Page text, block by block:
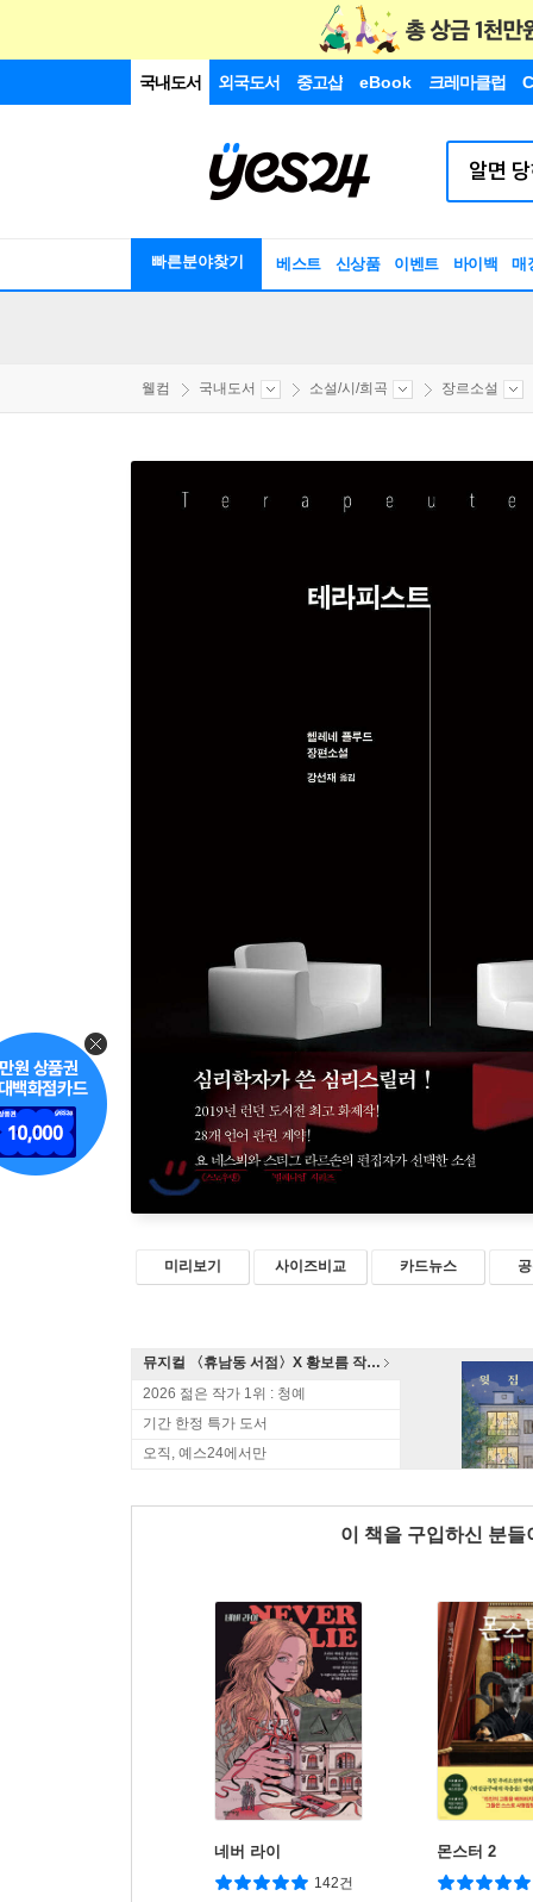
국내도서 외국도서 중고샵 eBook 크레마클럽
빠른분야찾기 베스트 신상품 이벤트 바이백 매
웰컴 국내도서 소설/시/희곡 장르소설
미리보기 사이즈비교 카드뉴스
뮤지컬 〈휴남동 서점〉X 황보름 작가 북토크
2026 젊은 작가 1위 : 청예
기간 한정 특가 도서
오직, 예스24에서만
이 책을 구입하신 분
네버 라이
142건
몬스터 2